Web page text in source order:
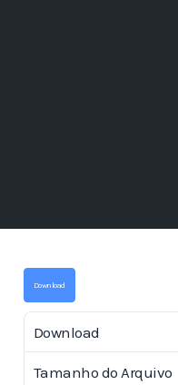
Download
Download
Tamanho do Arquivo